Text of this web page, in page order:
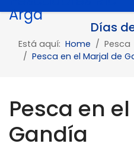
Días
Está aquí: Home Pesca
Pesca en el Marjal de
Pesca en
Gandía